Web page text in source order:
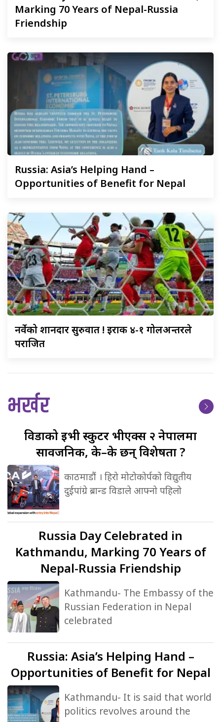
Marking 70 Years of Nepal-Russia
Friendship
Russia: Asia’s Helping Hand –
Opportunities of Benefit for Nepal
नर्वेकोशानदार सुरुवात ! इराक ४-१ गोलअन्तरले
पराजित
भर्खर
विडाकोईभी स्कुटर भीएक्स २ नेपालमा
सार्वजनिक, के–के छन् विशेषता ?
काठमाडौं । हिरो मोटोकोर्पको विद्युतीय
दुईपांग्रे ब्रान्ड विडाले आफ्नो पहिलो
Russia Day Celebrated in
Kathmandu, Marking 70 Years of
Nepal-Russia Friendship
Kathmandu- The Embassy of the
Russian Federation in Nepal
celebrated
Russia: Asia’s Helping Hand –
Opportunities of Benefit for Nepal
Kathmandu- It is said that world
politics revolves around the